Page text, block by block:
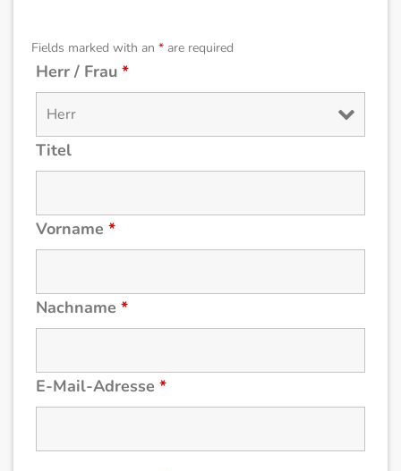
Fields marked with an* are required
Herr / Frau*
Titel
Vorname*
Nachname*
E-Mail-Adresse*